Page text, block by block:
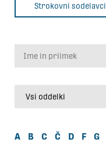
Strokovni sodelavci
A B C Č D F G